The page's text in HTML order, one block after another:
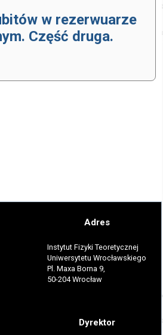
w rezerwuarze
Część druga.
Adres
Instytut Fizyki Teoretycznej
Uniwersytetu Wrocławskiego
Pl. Maxa Borna 9,
50-204 Wrocław
Dyrektor